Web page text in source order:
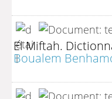
El Miftah.
Boualem